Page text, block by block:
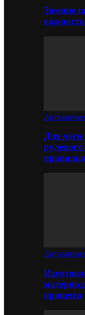
Зимние
важность
Для чего
процесса